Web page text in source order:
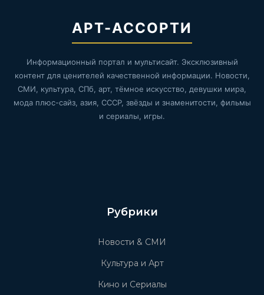
АРТ-АССОРТИ
Информационный портал и мультисайт. Эксклюзивный
контент для ценителей качественной информации. Новости,
СМИ, культура, СПб, арт, тёмное искусство, девушки мира,
мода плюс-сайз, азия, СССР, звёзды и знаменитости, фильмы
и сериалы, игры.
Рубрики
Новости & СМИ
Культура и Арт
Кино и Сериалы